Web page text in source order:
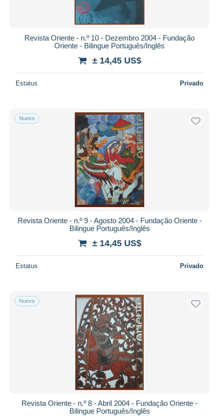
Revista Oriente - n.º 10 - Dezembro 2004 - Fundação
Oriente - Bilingue Português/Inglês
± 14,45 US$
Estatus Privado
Nuevo
Revista Oriente - n.º 9 - Agosto 2004 - Fundação Oriente -
Bilingue Português/Inglês
± 14,45 US$
Estatus Privado
Nuevo
Revista Oriente - n.º 8 - Abril 2004 - Fundação Oriente -
Bilingue Português/Inglês